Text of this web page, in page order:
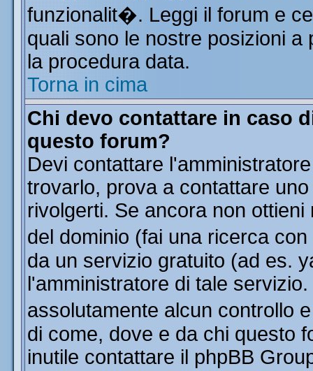
funzionalit�. Leggi il forum e
quali sono le nostre posizioni
la procedura data.
Torna in cima
Chi devo contattare in caso
questo forum?
Devi contattare
trovarlo, prova a contattare
rivolgerti. Se ancora non
del dominio (fai una ricerca
da un servizio gratuito (ad es.
l'amministratore di tale
assolutamente alcun controllo
di come, dove e da chi questo
inutile contattare il phpBB